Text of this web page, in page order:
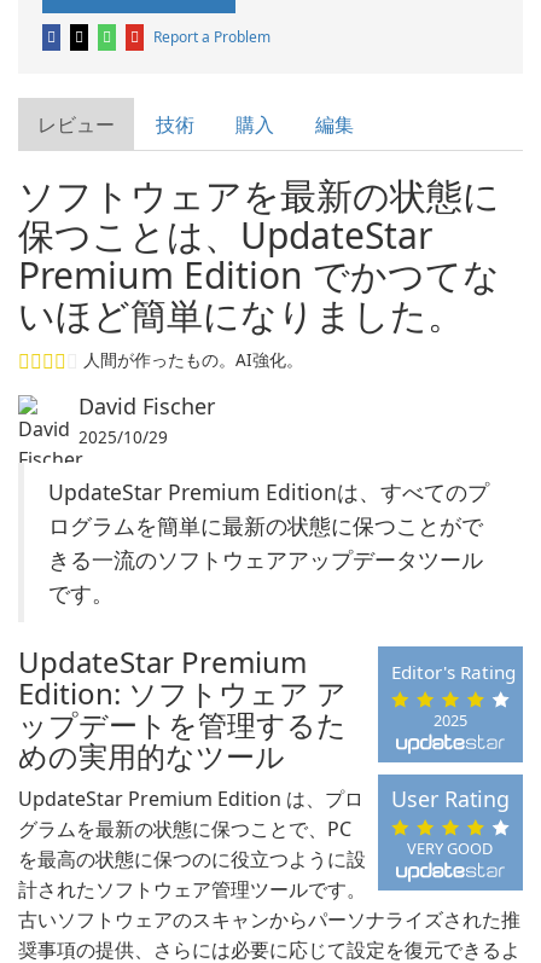
Report a Problem
レビュー 技術 購入 編集
ソフトウェアを最新の状態に
保つことは、UpdateStar
Premium Edition でかつてな
いほど簡単になりました。
人間が作ったもの。AI強化。
David Fischer
2025/10/29
UpdateStar Premium Editionは、すべてのプ
ログラムを簡単に最新の状態に保つことがで
きる一流のソフトウェアアップデータツール
です。
2025
Editor's Rating
VERY GOOD
User Rating
UpdateStar Premium
Edition: ソフトウェア ア
ップデートを管理するた
めの実用的なツール
UpdateStar Premium Edition は、プロ
グラムを最新の状態に保つことで、PC
を最高の状態に保つのに役立つように設
計されたソフトウェア管理ツールです。
古いソフトウェアのスキャンからパーソナライズされた推
奨事項の提供、さらには必要に応じて設定を復元できるよ